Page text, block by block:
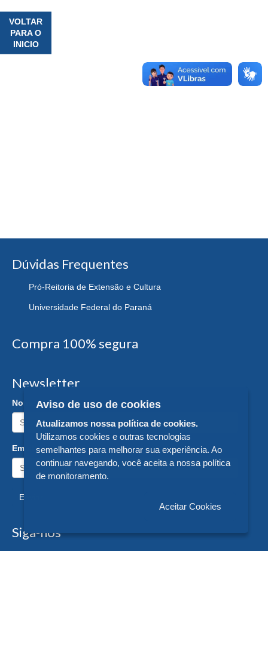
VOLTAR
PARA O
INICIO
Dúvidas Frequentes
Pró-Reitoria de Extensão e Cultura
Universidade Federal do Paraná
Compra 100% segura
Newsletter
Nome:
Email:
Enviar
Siga-nos
Aviso de uso de cookies
Atualizamos nossa política de cookies.
Utilizamos cookies e outras tecnologias
semelhantes para melhorar sua experiência. Ao
continuar navegando, você aceita a nossa política
de monitoramento.
Aceitar Cookies